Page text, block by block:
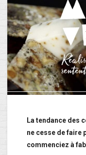
La tendance des
ne cesse de faire
commenciez à